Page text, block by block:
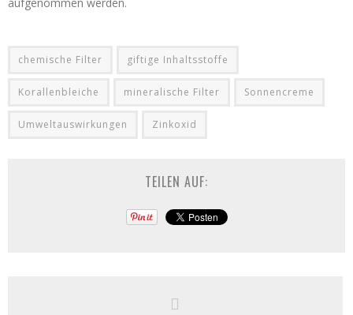
chemische Filter giftige Inhaltsstoffe
Korallenbleiche mineralische Filter Sonnencreme
Umweltauswirkungen Zinkoxid
TEILEN AUF: